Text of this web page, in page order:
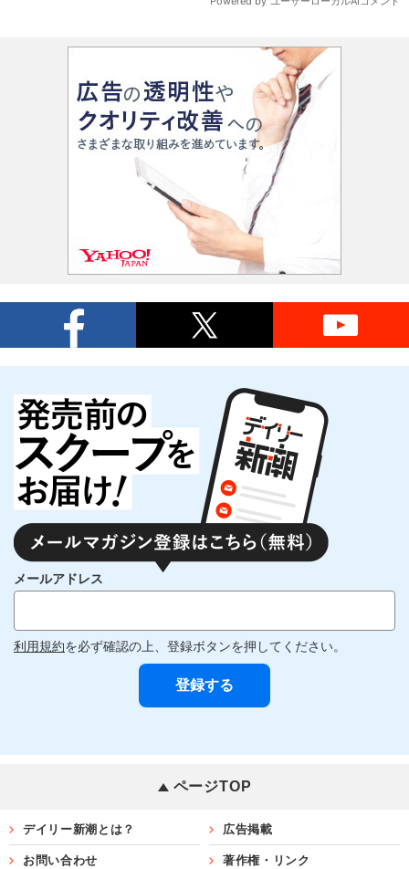
メールアドレス
利用規約を必ず確認の上、登録ボタンを押してください。
ページTOP
デイリー新潮とは？ 広告掲載
お問い合わせ 著作権・リンク